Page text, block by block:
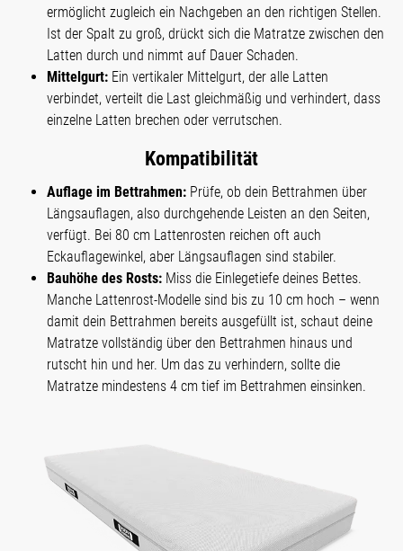
ermöglicht zugleich ein Nachgeben an den richtigen Stellen.
Ist der Spalt zu groß, drückt sich die Matratze zwischen den
Latten durch und nimmt auf Dauer Schaden.
Mittelgurt: Ein vertikaler Mittelgurt, der alle Latten
verbindet, verteilt die Last gleichmäßig und verhindert, dass
einzelne Latten brechen oder verrutschen.
Kompatibilität
Auflage im Bettrahmen: Prüfe, ob dein Bettrahmen über
Längsauflagen, also durchgehende Leisten an den Seiten,
verfügt. Bei 80 cm Lattenrosten reichen oft auch
Eckauflagewinkel, aber Längsauflagen sind stabiler.
Bauhöhe des Rosts: Miss die Einlegetiefe deines Bettes.
Manche Lattenrost-Modelle sind bis zu 10 cm hoch – wenn
damit dein Bettrahmen bereits ausgefüllt ist, schaut deine
Matratze vollständig über den Bettrahmen hinaus und
rutscht hin und her. Um das zu verhindern, sollte die
Matratze mindestens 4 cm tief im Bettrahmen einsinken.